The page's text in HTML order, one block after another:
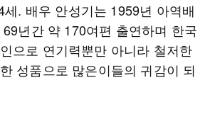
. 배우 안성기는 1959년 아역배
년간 약 170여편 출연하며 한국
으로 연기력뿐만 아니라 철저한
성품으로 많은이들의 귀감이 되